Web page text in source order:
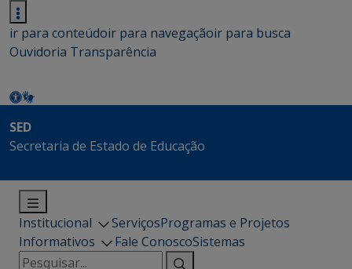
ir para conteúdoir para navegaçãoir para busca
Ouvidoria Transparência
SED
Secretaria de Estado de Educação
Institucional ServiçosProgramas e Projetos
Informativos
Fale ConoscoSistemas
Pesquisar